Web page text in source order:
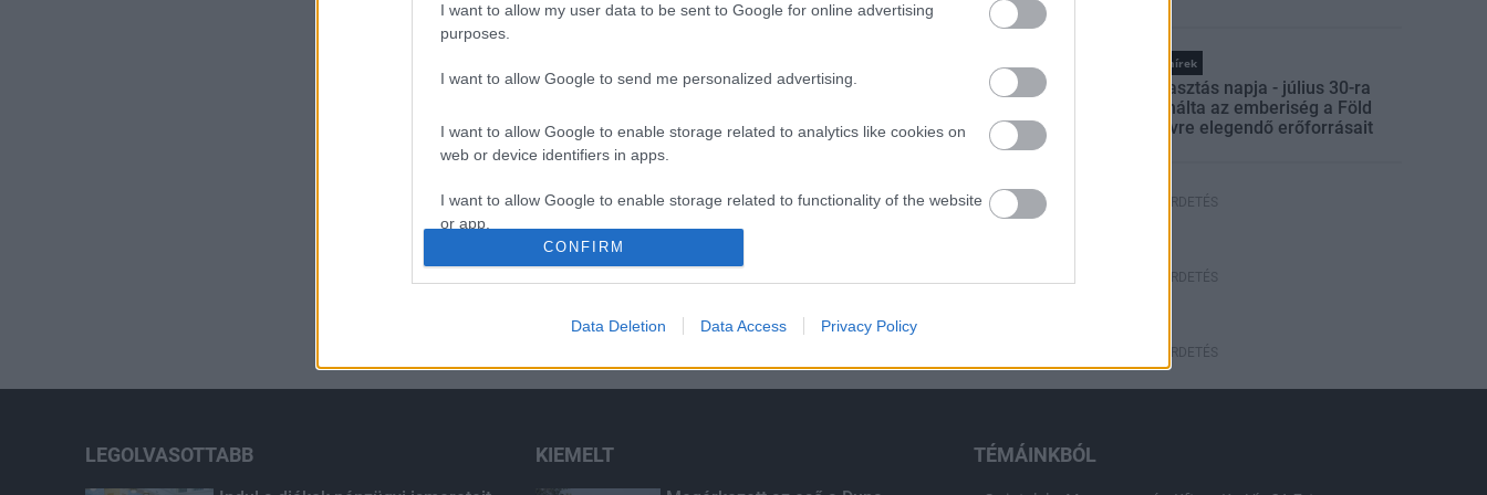
I want to allow my user data to be sent to Google for online advertising
purposes.
I want to allow Google to send me personalized advertising.
I want to allow Google to enable storage related to analytics like cookies on
web or device identifiers in apps.
I want to allow Google to enable storage related to functionality of the website
or app.
I want to allow Google to enable storage related to personalization.
I want to allow Google to enable storage related to security, including
CONFIRM
Data Deletion Data Access Privacy Policy
Országos hírek
Túlfogyasztás napja - július 30-ra
felhasználta az emberiség a Föld
egész évre elegendő erőforrásait
HIRDETÉS
HIRDETÉS
HIRDETÉS
LEGOLVASOTTABB KIEMELT TÉMÁINKBÓL